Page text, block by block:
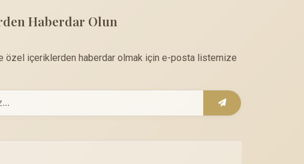
Haberdar Olun
özel içeriklerden haberdar olmak için e-posta listemize